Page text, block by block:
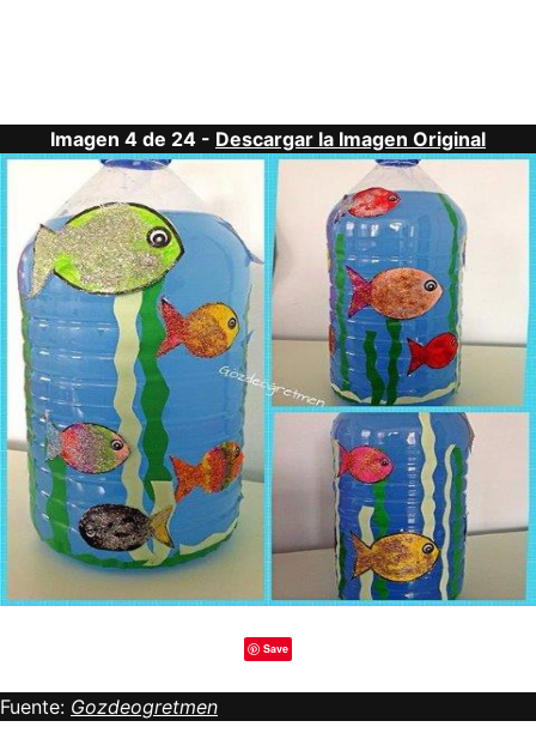
Imagen 4 de 24 - Descargar la Imagen Original
Save
Fuente: Gozdeogretmen